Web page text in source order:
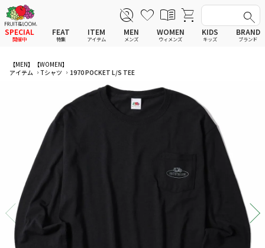
SPECIAL
開催中
FEAT
特集
ITEM
アイテム
全てのアイテム
スウェットシャツ
スウェットパーカー
ワンピース
セットアップ
ルームウェア
アンダーウェアMEN
アンダーウェアWOMEN
ファッショングッズ
MEN
メンズ
全てのメンズ アイテム
スウェットシャツ
スウェットパーカー
セットアップ
ルームウェア
ソックス
バッグ
WOMEN
ウィメンズ
全てのウィメンズ
スウェットシャツ
スウェットパーカー
ワンピース
セットアップ
ルームウェア
アンダーウェア
帽子
レイングッズ
KIDS
キッズ
全てのキッズ
スウェットシャツ
スウェットパーカー
ワンピース
セットアップ
ルームウェア
アンダーウェア
帽子
レイングッズ
BRAND
ブランド
【MEN】
【WOMEN】
アイテム
Tシャツ 1970 POCKET L/S TEE